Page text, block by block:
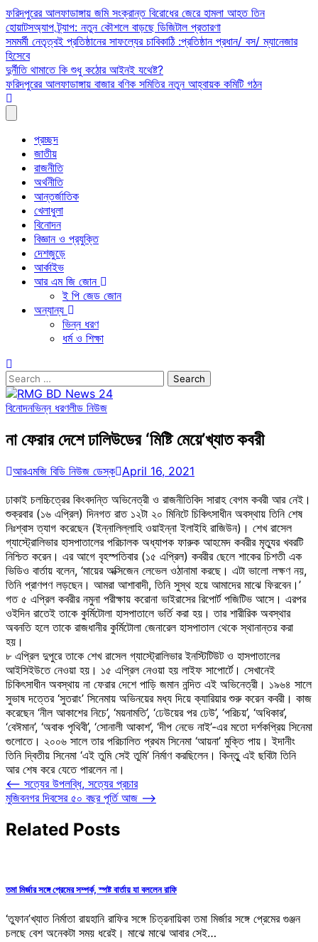
Skip
to
content
ফরিদপুরের আলফাডাঙ্গায় জমি সংক্রান্ত বিরোধের জেরে হামলা আহত তিন
হোয়াটসঅ্যাপ ট্র্যাপ: নতুন কৌশলে বাড়ছে ডিজিটাল প্রতারণা
সমমর্মী নেতৃত্বই প্রতিষ্ঠানের সাফল্যের চাবিকাঠি :প্রতিষ্ঠান প্রধান/ বস/ ম্যানেজার
হিসেবে
দুর্নীতি থামাতে কি শুধু কঠোর আইনই যথেষ্ট?
ফরিদপুরের আলফাডাঙ্গায় বাজার বণিক সমিতির নতুন আহ্বায়ক কমিটি গঠন
প্রচ্ছদ
জাতীয়
রাজনীতি
অর্থনীতি
আন্তর্জাতিক
খেলাধুলা
বিনোদন
বিজ্ঞান ও প্রযুক্তি
দেশজুড়ে
আর্কাইভ
আর এম জি জোন
ই পি জেড জোন
অন্যান্য
ভিন্ন ধরণ
ধর্ম ও শিক্ষা
Search
for:
বিনোদনভিন্ন ধরণলীড নিউজ
না ফেরার দেশে ঢালিউডের ‘মিষ্টি মেয়ে’খ্যাত কবরী
আরএমজি বিডি নিউজ ডেস্ক April 16, 2021
ঢাকাই চলচ্চিত্রের কিংবদন্তি অভিনেত্রী ও রাজনীতিবিদ সারাহ বেগম কবরী আর নেই।
শুক্রবার (১৬ এপ্রিল) দিনগত রাত ১২টা ২০ মিনিটে চিকিৎসাধীন অবস্থায় তিনি শেষ
নিঃশ্বাস ত্যাগ করেছেন (ইন্নালিল্লাহি ওয়াইন্না ইলাইহি রাজিউন)। শেখ রাসেল
গ্যাস্ট্রোলিভার হাসপাতালের পরিচালক অধ্যাপক ফারুক আহমেদ কবরীর মৃত্যুর খবরটি
নিশ্চিত করেন। এর আগে বৃহস্পতিবার (১৫ এপ্রিল) কবরীর ছেলে শাকের চিশতী এক
ভিডিও বার্তায় বলেন, ‘মায়ের অক্সিজেন লেভেল ওঠানামা করছে। এটা ভালো লক্ষণ নয়,
তিনি প্রাণপণ লড়ছেন। আমরা আশাবাদী, তিনি সুস্থ হয়ে আমাদের মাঝে ফিরবেন।’
গত ৫ এপ্রিল কবরীর নমুনা পরীক্ষায় করোনা ভাইরাসের রিপোর্ট পজিটিভ আসে। এরপর
ওইদিন রাতেই তাকে কুর্মিটোলা হাসপাতালে ভর্তি করা হয়। তার শারীরিক অবস্থার
অবনতি হলে তাকে রাজধানীর কুর্মিটোলা জেনারেল হাসপাতাল থেকে স্থানান্তর করা
হয়।
৮ এপ্রিল দুপুরে তাকে শেখ রাসেল গ্যাস্ট্রোলিভার ইনস্টিটিউট ও হাসপাতালের
আইসিইউতে নেওয়া হয়। ১৫ এপ্রিল নেওয়া হয় লাইফ সাপোর্টে। সেখানেই
চিকিৎসাধীন অবস্থায় না ফেরার দেশে পাড়ি জমান নন্দিত এই অভিনেত্রী। ১৯৬৪ সালে
সুভাষ দত্তের ‘সুতরাং’ সিনেমায় অভিনয়ের মধ্য দিয়ে ক্যারিয়ার শুরু করেন কবরী। কাজ
করেছেন ‘নীল আকাশের নিচে’, ‘ময়নামতি’, ‘ঢেউয়ের পর ঢেউ’, ‘পরিচয়’, ‘অধিকার’,
‘বেঈমান’, ‘অবাক পৃথিবী’, ‘সোনালী আকাশ’, ‘দীপ নেভে নাই’-এর মতো দর্শকপ্রিয় সিনেমা
গুলোতে। ২০০৬ সালে তার পরিচালিত প্রথম সিনেমা ‘আয়না’ মুক্তি পায়। ইদানীং
তিনি দ্বিতীয় সিনেমা ‘এই তুমি সেই তুমি’ নির্মাণ করছিলেন। কিন্তুু এই ছবিটা তিনি
আর শেষ করে যেতে পারলেন না।
Post
navigation
⟵ সত্যের উপলব্ধি, সত্যের প্রচার
মুজিবনগর দিবসের ৫০ বছর পূর্তি আজ ⟶
Related Posts
তমা মির্জার সঙ্গে প্রেমের সম্পর্ক, স্পষ্ট বার্তায় যা বললেন রাফি
‘তুফান’খ্যাত নির্মাতা রায়হানি রাফির সঙ্গে চিত্রনায়িকা তমা মির্জার সঙ্গে প্রেমের গুঞ্জন
চলছে বেশ অনেকটা সময় ধরেই। মাঝে মাঝে আবার সেই…